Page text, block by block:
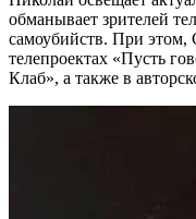
обманывает зрителей
самоубийств. При этом,
телепроектах «Пусть
Клаб», а также в